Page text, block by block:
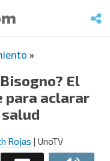
»
El
para aclarar
Rojas | UnoTV